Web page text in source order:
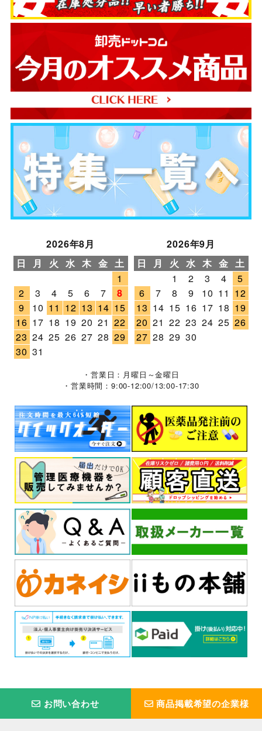
2026年8月
日
月 火 水 木 金 土
1
2
3 4 5 6 7
8
9
10 11 12 13 14 15
16 17 18 19 20 21 22
23 24 25 26 27 28 29
30 31
2026年9月
日
月 火 水 木 金 土
1
2 3 4
5
6
7 8 9 10 11 12
13 14 15 16 17 18 19
20 21 22 23 24 25 26
27 28 29 30
・営業日：月曜日～金曜日
・営業時間：9:00-12:00/13:00-17:30
お問い合わせ 商品掲載希望の企業様